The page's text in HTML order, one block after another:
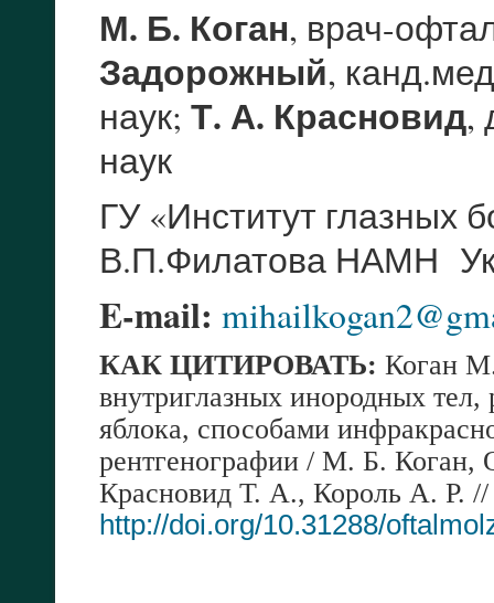
М. Б. Коган, врач-
Задорожный,
наук; Т. А. Красновид,
наук
ГУ «Институт глазных
В.П.Филатова НАМН
E-mail:
КАК ЦИТИРОВАТЬ: Коган
внутриглазных инородных тел,
яблока, способами
рентгенографии / М. Б.
Красновид Т. А., Король А.
http://doi.org/10.31288/